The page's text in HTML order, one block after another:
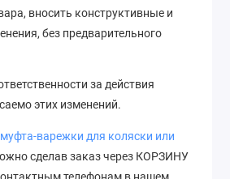
вносить конструктивные и
без предварительного
за действия
этих изменений.
варежки для коляски или
сделав заказ через КОРЗИНУ